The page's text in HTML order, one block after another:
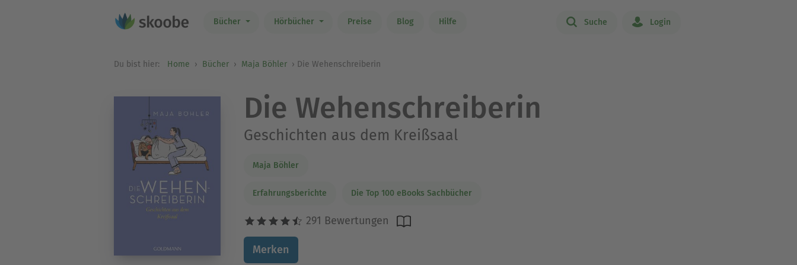
Bücher Hörbücher Preise Blog Hilfe Suche Login
Du bist hier: Home Bücher Maja Böhler Die Wehenschreiberin
Die Wehenschreiberin
Geschichten aus dem Kreißsaal
Maja Böhler
Erfahrungsberichte Die Top 100 eBooks Sachbücher
291 Bewertungen
Merken